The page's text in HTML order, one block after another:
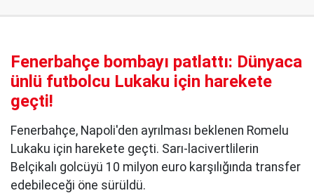
Fenerbahçe bombayı patlattı: Dünyaca
ünlü futbolcu Lukaku için harekete
geçti!
Fenerbahçe, Napoli'den ayrılması beklenen Romelu
Lukaku için harekete geçti. Sarı-lacivertlilerin
Belçikalı golcüyü 10 milyon euro karşılığında transfer
edebileceği öne sürüldü.